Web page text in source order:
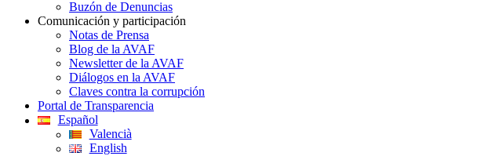
Buzón de Denuncias
Comunicación y participación
Notas de Prensa
Blog de la AVAF
Newsletter de la AVAF
Diálogos en la AVAF
Claves contra la corrupción
Portal de Transparencia
Español
Valencià
English